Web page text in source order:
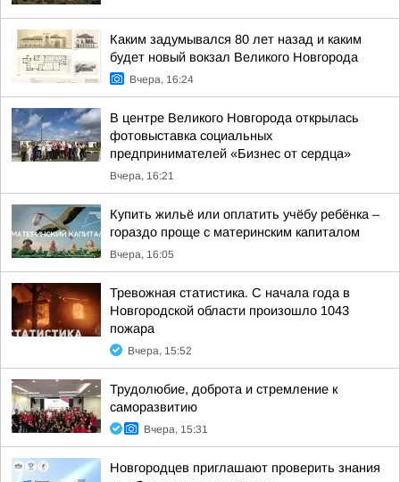
Каким задумывался 80 лет назад и каким
будет новый вокзал Великого Новгорода
Вчера, 16:24
В центре Великого Новгорода открылась
фотовыставка социальных
предпринимателей «Бизнес от сердца»
Вчера, 16:21
Купить жильё или оплатить учёбу ребёнка –
гораздо проще с материнским капиталом
Вчера, 16:05
Тревожная статистика. С начала года в
Новгородской области произошло 1043
пожара
Вчера, 15:52
Трудолюбие, доброта и стремление к
саморазвитию
Вчера, 15:31
Новгородцев приглашают проверить знания